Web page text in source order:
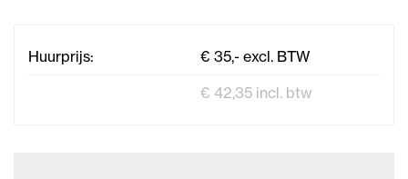
Huurprijs:
€ 35,- excl. BTW
€ 42,35 incl. btw